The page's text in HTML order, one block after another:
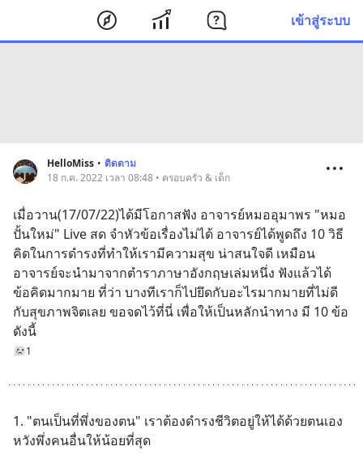
เข้าสู่ระบบ
HelloMiss • ติดตาม
18 ก.ค. 2022 เวลา 08:48 • ครอบครัว & เด็ก
เมื่อวาน(17/07/22)ได้มีโอกาสฟัง อาจารย์หมออุมาพร "หมอ
ปั้นใหม่" Live สด จำหัวข้อเรื่องไม่ได้ อาจารย์ได้พูดถึง 10 วิธี
คิดในการดำรงที่ทำให้เรามีความสุข น่าสนใจดี เหมือน
อาจารย์จะนำมาจากตำราภาษาอังกฤษเล่มหนึ่ง ฟังแล้วได้
ข้อคิดมากมาย ที่ว่า บางทีเราก็ไปยึดกับอะไรมากมายที่ไม่ดี
กับสุขภาพจิตเลย ขอจดไว้ที่นี่ เพื่อให้เป็นหลักนำทาง มี 10 ข้อ
ดังนี้
1
1. "ตนเป็นที่พึ่งของตน" เราต้องดำรงชีวิตอยู่ให้ได้ด้วยตนเอง
หวังพึ่งคนอื่นให้น้อยที่สุด